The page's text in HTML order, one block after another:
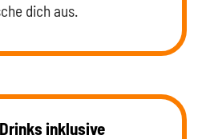
dich aus.
inklusive